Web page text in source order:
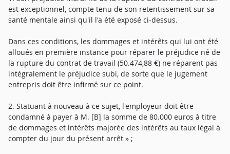
est exceptionnel, compte tenu de son retentissement sur sa
santé mentale ainsi qu'il l'a été exposé ci-dessus.
Dans ces conditions, les dommages et intérêts qui lui ont été
alloués en première instance pour réparer le préjudice né de
la rupture du contrat de travail (50.474,88 €) ne réparent pas
intégralement le préjudice subi, de sorte que le jugement
entrepris doit être infirmé sur ce point.
2. Statuant à nouveau à ce sujet, l'employeur doit être
condamné à payer à M. [B] la somme de 80.000 euros à titre
de dommages et intérêts majorée des intérêts au taux légal à
compter du jour du présent arrêt » ;